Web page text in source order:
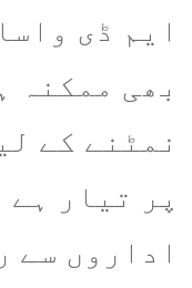
ایم ڈی
بھی ممکنہ
نمٹنے کے
پر تیار
اداروں سے